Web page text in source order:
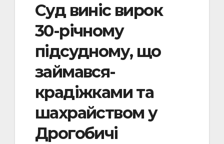
Суд виніс вирок
30-річному
підсудному, що
займався­
крадіжками та
шахрайством у
Дрогобичі